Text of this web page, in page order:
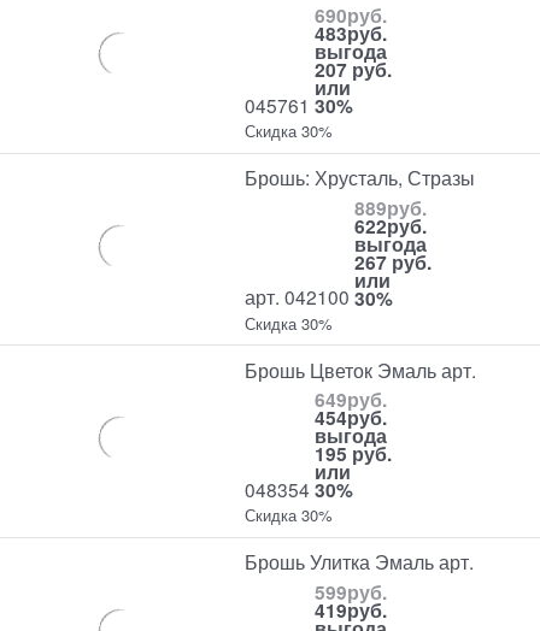
045761
690руб.
483руб.
выгода
207 руб.
или
30%
Скидка 30%
Брошь: Хрусталь, Стразы
арт. 042100
889руб.
622руб.
выгода
267 руб.
или
30%
Скидка 30%
Брошь Цветок Эмаль арт.
048354
649руб.
454руб.
выгода
195 руб.
или
30%
Скидка 30%
Брошь Улитка Эмаль арт.
599руб.
419руб.